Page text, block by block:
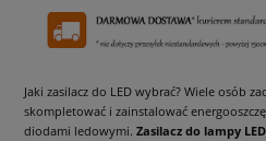
Jaki zasilacz do LED wybrać? Wiele osób
skompletować i zainstalować
diodami ledowymi. Zasilacz do lampy